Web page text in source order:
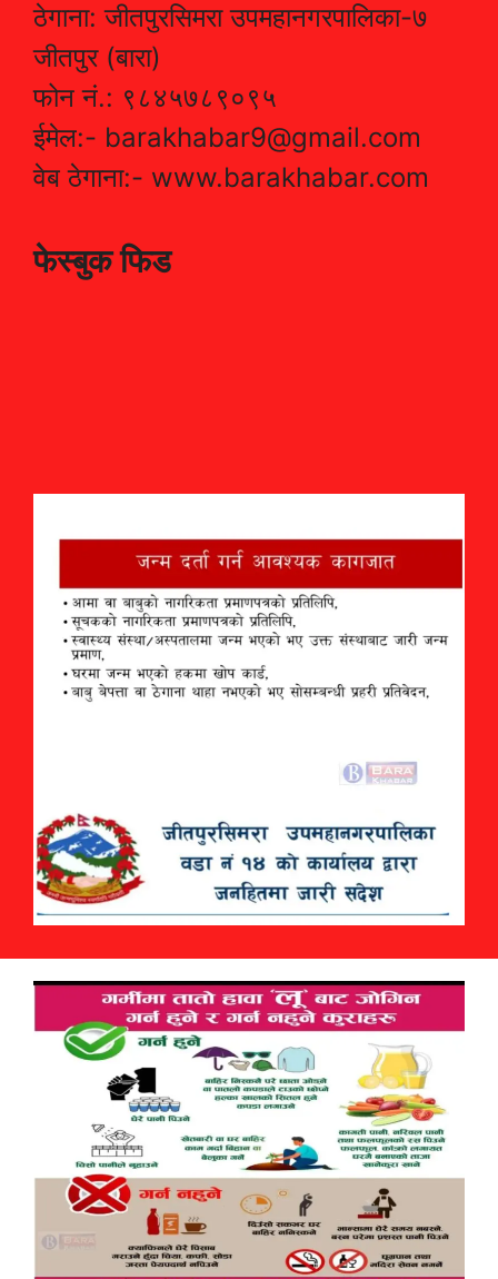
ठेगाना: जीतपुरसिमरा उपमहानगरपालिका-७
जीतपुर (बारा)
फोन नं.: ९८४५७८९०९५
ईमेल:- barakhabar9@gmail.com
वेब ठेगाना:- www.barakhabar.com
फेस्बुक फिड